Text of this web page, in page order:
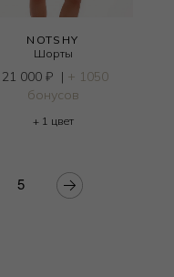
NOTSHY
Шорты
21 000 ₽ | + 1050
бонусов
+ 1 цвет
5